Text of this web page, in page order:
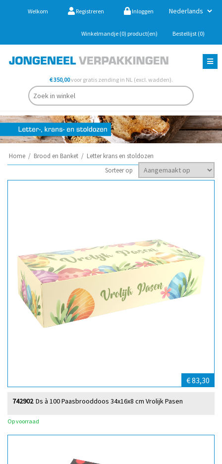
Welkom Registreren Inloggen
Winkelmandje (0) product(en) Bestellijst (0)
€ 350,00voor gratis zending in NL (excl. wadden).
Home / Brood en Banket / Letter krans en stoldozen
Sorteer op
€ 83,30
Ds à 100 Paasbrooddoos 34x16x8 cm Vrolijk Pasen
742902
Op voorraad